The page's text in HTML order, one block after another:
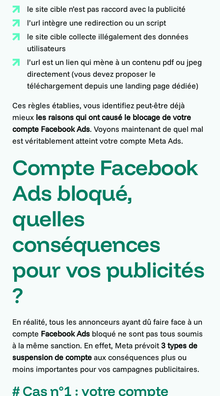
le site cible n’est pas raccord avec la publicité
l’url intègre une redirection ou un script
le site cible collecte illégalement des données
utilisateurs
l’url est un lien qui mène à un contenu pdf ou jpeg
directement (vous devez proposer le
téléchargement depuis une landing page dédiée)
Ces règles établies, vous identifiez peut-être déjà
mieux les raisons qui ont causé le blocage de votre
compte Facebook Ads. Voyons maintenant de quel mal
est véritablement atteint votre compte Meta Ads.
Compte Facebook
Ads bloqué,
quelles
conséquences
pour vos publicités
?
En réalité, tous les annonceurs ayant dû faire face à un
compte Facebook Ads bloqué ne sont pas tous soumis
à la même sanction. En effet, Meta prévoit3 types de
suspension de compte aux conséquences plus ou
moins importantes pour vos campagnes publicitaires.
# Cas n°1 : votre compte